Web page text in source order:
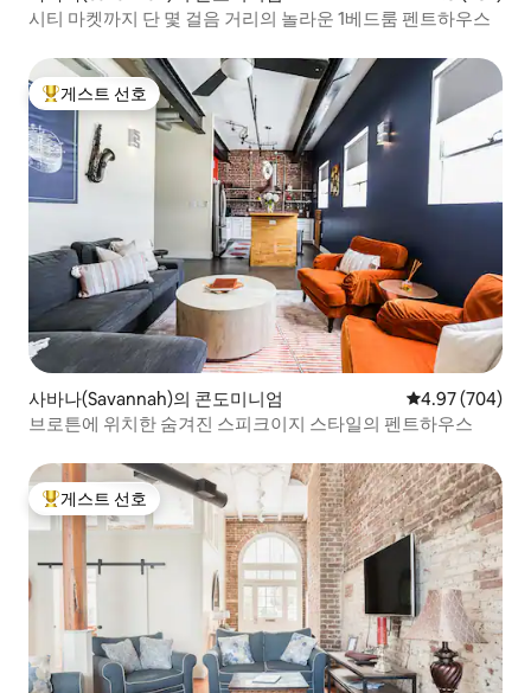
시티 마켓까지 단 몇 걸음 거리의 놀라운 1베드룸 펜트하우스
상위 게스트 선호
게스트 선호
사바나(Savannah)의 콘도미니엄 평점 4.97점(5
4.97 (704)
브로튼에 위치한 숨겨진 스피크이지 스타일의 펜트하우스
상위 게스트 선호
게스트 선호